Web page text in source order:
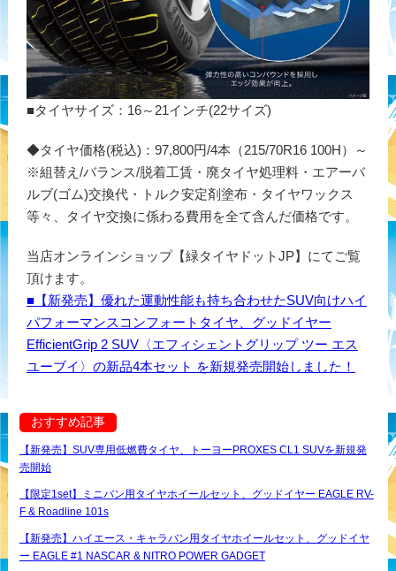
■タイヤサイズ：16～21インチ(22サイズ)
◆タイヤ価格(税込)：97,800円/4本（215/70R16 100H）～
※組替え/バランス/脱着工賃・廃タイヤ処理料・エアーバ
ルブ(ゴム)交換代・トルク安定剤塗布・タイヤワックス
等々、タイヤ交換に係わる費用を全て含んだ価格です。
当店オンラインショップ【緑タイヤドットJP】にてご覧
頂けます。
■【新発売】優れた運動性能も持ち合わせたSUV向けハイ
パフォーマンスコンフォートタイヤ、グッドイヤー
EfficientGrip 2 SUV〈エフィシェントグリップ ツー エス
ユーブイ〉の新品4本セット を新規発売開始しました！
おすすめ記事
【新発売】SUV専用低燃費タイヤ、トーヨーPROXES CL1 SUVを新規発
売開始
【限定1set】ミニバン用タイヤホイールセット、グッドイヤー EAGLE RV-
F & Roadline 101s
【新発売】ハイエース・キャラバン用タイヤホイールセット、グッドイヤ
ー EAGLE #1 NASCAR & NITRO POWER GADGET